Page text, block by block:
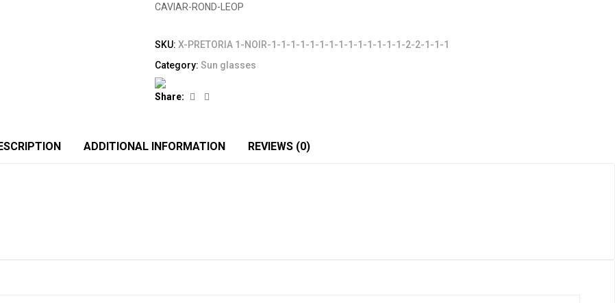
CAVIAR-ROND-LEOP
SKU: X-PRETORIA 1-NOIR-1-1-1-1-1-1-1-1-1-1-1-1-1-1-2-2-1-1-1
Category: Sun glasses
Share: Facebook
ADDITIONAL INFORMATION REVIEWS (0)